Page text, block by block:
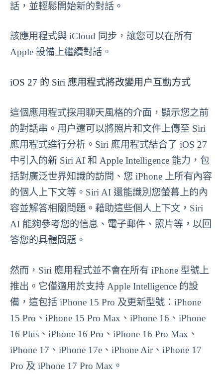
話，並輕鬆開始新的對話。
該應用程式與 iCloud 同步，讓您可以在所有
Apple 設備上繼續對話。
iOS 27 的 Siri 應用程式將改變用户互動方式
這個應用程式採用聊天風格的介面，顯示您之前
的對話串。用户還可以將照片和文件上傳至 Siri
應用程式進行分析。Siri 應用程式結合了 iOS 27
中引入的新 Siri AI 和 Apple Intelligence 能力，包
括對廣泛世界知識的訪問、您 iPhone 上所有內容
的個人上下文等。Siri AI 還能識別您螢幕上的內
容並解答相關問題。藉助這些個人上下文，Siri
AI 能夠參考您的信息、電子郵件、照片等，以回
答您的具體問題。
然而，Siri 應用程式並不會在所有 iPhone 型號上
推出。它僅適用於支持 Apple Intelligence 的設
備，這包括 iPhone 15 Pro 及更新型號：iPhone
15 Pro、iPhone 15 Pro Max、iPhone 16、iPhone
16 Plus、iPhone 16 Pro、iPhone 16 Pro Max、
iPhone 17、iPhone 17e、iPhone Air、iPhone 17
Pro 及 iPhone 17 Pro Max。